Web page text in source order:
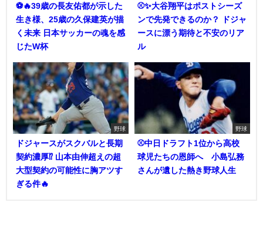
⚽🔥39歳の長友佑都が示した
生き様、25歳の久保建英が描
く未来 日本サッカーの魂を感
じたW杯
⚾✨大谷翔平はポストシーズ
ンで先発できるのか？ ドジャ
ースに漂う期待と不安のリア
ル
野球
ドジャースがスクバルと長期
契約濃厚⁉︎ 山本由伸超えの超
大型契約の可能性に胸アツす
ぎる件🔥
野球
⚾中日ドラフト1位から高校
球児たちの恩師へ 小島弘務
さんが遺した熱き野球人生